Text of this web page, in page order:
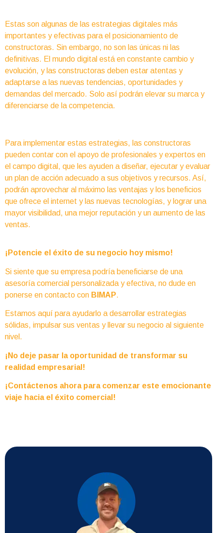
Estas son algunas de las estrategias digitales más
importantes y efectivas para el posicionamiento de
constructoras. Sin embargo, no son las únicas ni las
definitivas. El mundo digital está en constante cambio y
evolución, y las constructoras deben estar atentas y
adaptarse a las nuevas tendencias, oportunidades y
demandas del mercado. Solo así podrán elevar su marca y
diferenciarse de la competencia.
Para implementar estas estrategias, las constructoras
pueden contar con el apoyo de profesionales y expertos en
el campo digital, que les ayuden a diseñar, ejecutar y evaluar
un plan de acción adecuado a sus objetivos y recursos. Así,
podrán aprovechar al máximo las ventajas y los beneficios
que ofrece el internet y las nuevas tecnologías, y lograr una
mayor visibilidad, una mejor reputación y un aumento de las
ventas.
¡Potencie el éxito de su negocio hoy mismo!
Si siente que su empresa podría beneficiarse de una
asesoría comercial personalizada y efectiva, no dude en
ponerse en contacto con BIMAP.
Estamos aquí para ayudarlo a desarrollar estrategias
sólidas, impulsar sus ventas y llevar su negocio al siguiente
nivel.
¡No deje pasar la oportunidad de transformar su
realidad empresarial!
¡Contáctenos ahora para comenzar este emocionante
viaje hacia el éxito comercial!